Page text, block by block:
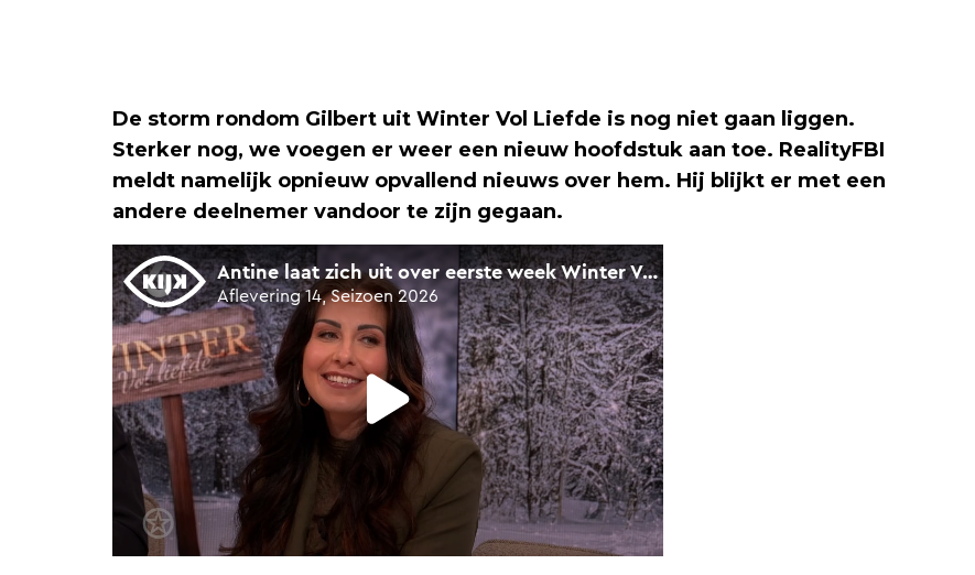
De storm rondom Gilbert uit Winter Vol Liefde is nog niet gaan liggen.
Sterker nog, we voegen er weer een nieuw hoofdstuk aan toe. RealityFBI
meldt namelijk opnieuw opvallend nieuws over hem. Hij blijkt er met een
andere deelnemer vandoor te zijn gegaan.